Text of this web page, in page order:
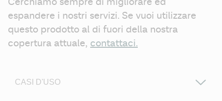
espandere i nostri servizi. Se vuoi utilizzare
questo prodotto al di fuori della nostra
copertura attuale, contattaci.
CASI D'USO